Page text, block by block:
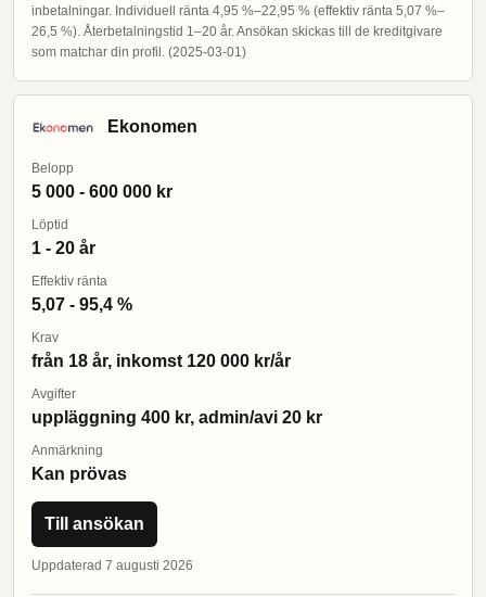
inbetalningar. Individuell ränta 4,95 %–22,95 % (effektiv ränta 5,07 %–
26,5 %). Återbetalningstid 1–20 år. Ansökan skickas till de kreditgivare
som matchar din profil. (2025-03-01)
Ekonomen
Belopp
5 000 - 600 000 kr
Löptid
1 - 20 år
Effektiv ränta
5,07 - 95,4 %
Krav
från 18 år, inkomst 120 000 kr/år
Avgifter
uppläggning 400 kr, admin/avi 20 kr
Anmärkning
Kan prövas
Till ansökan
Uppdaterad 7 augusti 2026